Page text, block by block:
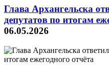
Глава Архангельска
депутатов по итогам
06.05.2026